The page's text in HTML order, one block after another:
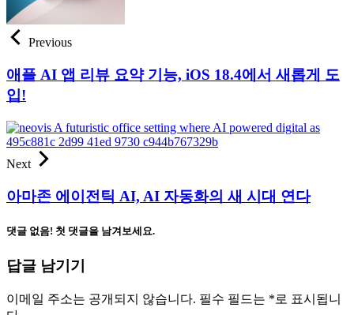
Previous
애플 AI 앱 리뷰 요약 기능, iOS 18.4에서 새롭게 도
입!
Next
아마존 에이전틱 AI, AI 자동화의 새 시대 연다
댓글 없음! 첫 댓글을 남겨보세요.
답글 남기기
이메일 주소는 공개되지 않습니다. 필수 필드는 *로 표시됩니